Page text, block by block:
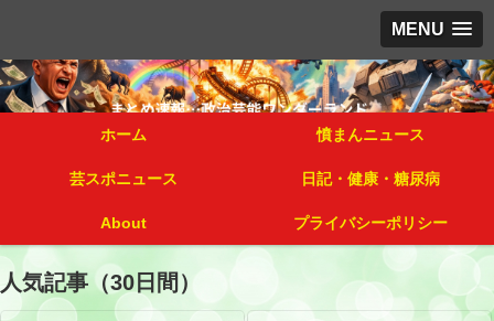
MENU
ホーム 憤まんニュース
芸スポニュース 日記・健康・糖尿病
About プライバシーポリシー
人気記事（30日間）